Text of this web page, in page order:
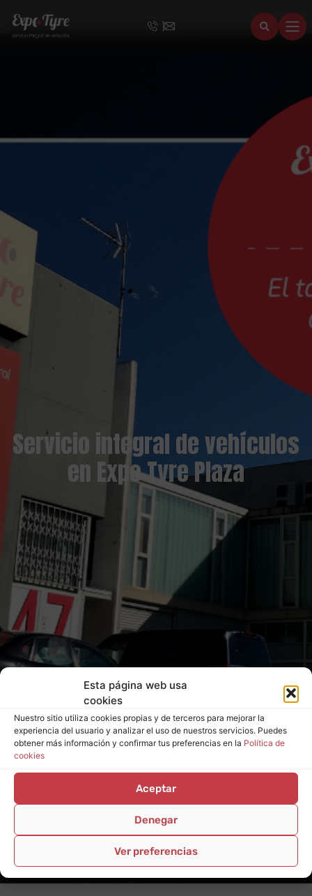
Esta página web usa
cookies
Nuestro sitio utiliza cookies propias y de terceros para mejorar la
experiencia del usuario y analizar el uso de nuestros servicios. Puedes
obtener más información y confirmar tus preferencias en la Política de
cookies
Aceptar
Denegar
Ver preferencias
Servicio integral de vehículos
en Expo Tyre Plaza